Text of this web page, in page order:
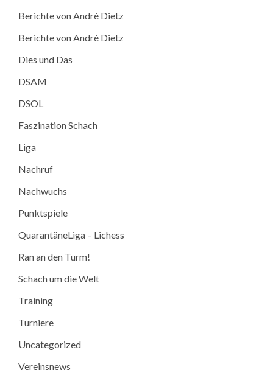
Berichte von André Dietz
Berichte von André Dietz
Dies und Das
DSAM
DSOL
Faszination Schach
Liga
Nachruf
Nachwuchs
Punktspiele
QuarantäneLiga – Lichess
Ran an den Turm!
Schach um die Welt
Training
Turniere
Uncategorized
Vereinsnews